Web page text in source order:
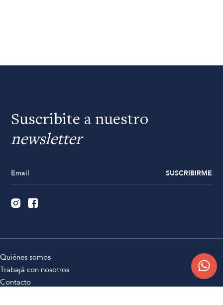
Suscribite a nuestro
newsletter
SUSCRIBIRME
Quiénes somos
Trabajá con nosotros
Contacto